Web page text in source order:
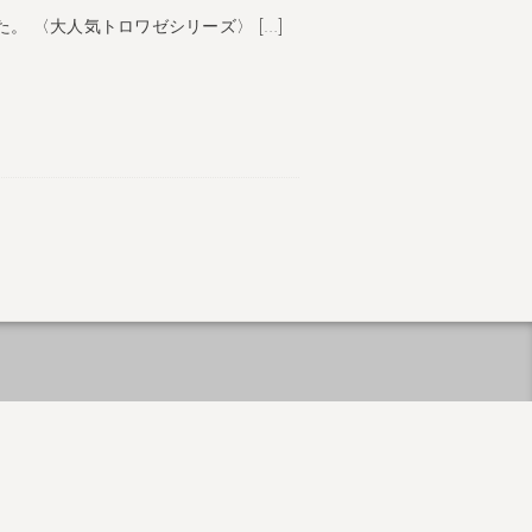
〈大人気トロワゼシリーズ〉 […]